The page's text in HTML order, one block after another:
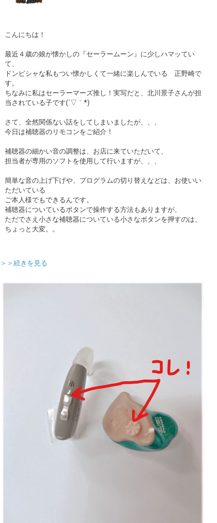
こんにちは！
最近４歳の娘が懐かしの『セーラームーン』に少しハマッてい
て、
ドンピシャな私もつい懐かしくて一緒に楽しんでいる 正野崎で
す。
ちなみに私はセーラーマーズ推し！実写だと、北川景子さんが担
当されている子です(´▽｀*)
さて、全然関係ない話をしてしまいましたが、、、
今日は補聴器のリモコンをご紹介！
補聴器の細かい音の調整は、お店に来ていただいて、
担当者が専用のソフトを使用して行いますが、、、
簡単な音の上げ下げや、プログラムの切り替えなどは、お使いい
ただいている
ご本人様でもできるんです。
補聴器についているボタンで操作する方法もありますが、
ただでさえ小さな補聴器についている小さなボタンを押すのは、
ちょっと大変。。
＞＞続きを見る